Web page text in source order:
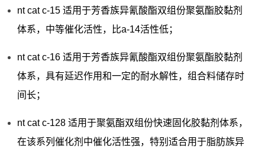
nt cat c-15 适用于芳香族异氰酸酯双组份聚氨酯胶黏剂
体系，中等催化活性，比a-14活性低；
nt cat c-16 适用于芳香族异氰酸酯双组份聚氨酯胶黏剂
体系，具有延迟作用和一定的耐水解性，组合料储存时
间长；
nt cat c-128 适用于聚氨酯双组份快速固化胶黏剂体系，
在该系列催化剂中催化活性强，特别适合用于脂肪族异